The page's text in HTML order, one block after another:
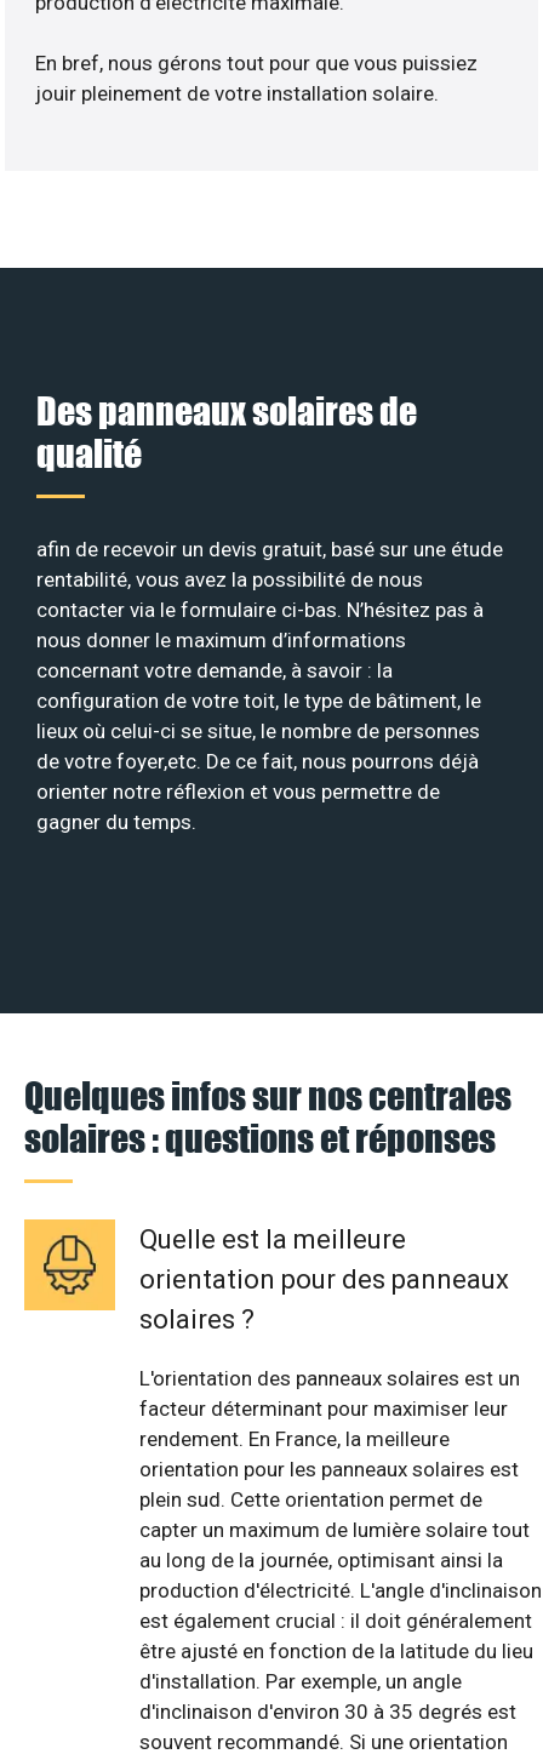
En bref, nous gérons tout pour que vous puissiez
jouir pleinement de votre installation solaire.
Des panneaux solaires de
qualité
afin de recevoir un devis gratuit, basé sur une étude
rentabilité, vous avez la possibilité de nous
contacter via le formulaire ci-bas. N’hésitez pas à
nous donner le maximum d’informations
concernant votre demande, à savoir : la
configuration de votre toit, le type de bâtiment, le
lieux où celui-ci se situe, le nombre de personnes
de votre foyer,etc. De ce fait, nous pourrons déjà
orienter notre réflexion et vous permettre de
gagner du temps.
Quelques infos sur nos centrales
solaires : questions et réponses
Quelle est la meilleure
orientation pour des panneaux
solaires ?
L'orientation des panneaux solaires est un
facteur déterminant pour maximiser leur
rendement. En France, la meilleure
orientation pour les panneaux solaires est
plein sud. Cette orientation permet de
capter un maximum de lumière solaire tout
au long de la journée, optimisant ainsi la
production d'électricité. L'angle d'inclinaison
est également crucial : il doit généralement
être ajusté en fonction de la latitude du lieu
d'installation. Par exemple, un angle
d'inclinaison d'environ 30 à 35 degrés est
souvent recommandé. Si une orientation